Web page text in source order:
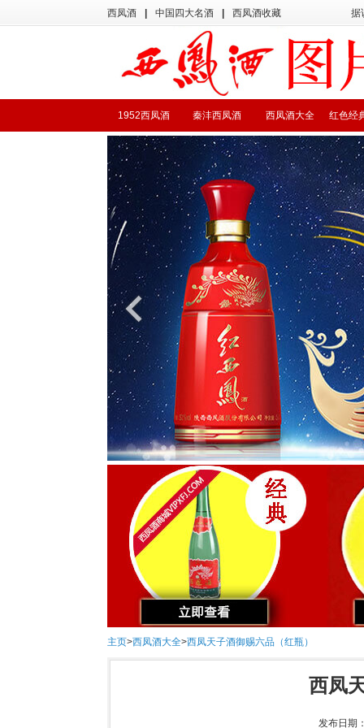
西凤酒 中国四大名酒 西凤酒收藏 据
红色经
西凤酒大全
秦沣西凤酒
1952西凤酒
主页>西凤酒大全>西凤天子酒御赐六品（红瓶）
西凤
发布日期